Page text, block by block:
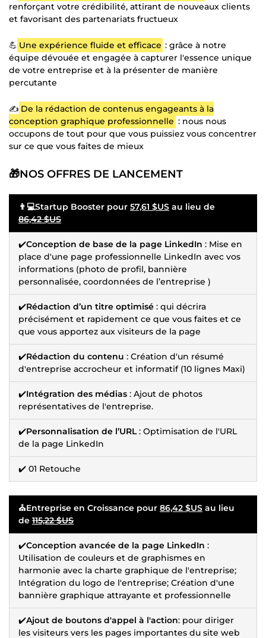
renforçant votre crédibilité, attirant de nouveaux clients
et favorisant des partenariats fructueux
💪 Une expérience fluide et efficace : grâce à notre
équipe dévouée et engagée à capturer l'essence unique
de votre entreprise et à la présenter de manière
percutante
✍️ De la rédaction de contenus engageants à la
conception graphique professionnelle : nous nous
occupons de tout pour que vous puissiez vous concentrer
sur ce que vous faites de mieux
🎁NOS OFFRES DE LANCEMENT
👨💻Startup Booster pour 57,61 $US au lieu de
86,42 $US
✔️Conception de base de la page LinkedIn : Mise en
place d'une page professionnelle LinkedIn avec vos
informations (photo de profil, bannière
personnalisée, coordonnées de l’entreprise )
✔️Rédaction d’un titre optimisé : qui décrira
précisément et rapidement ce que vous faites et ce
que vous apportez aux visiteurs de la page
✔️Rédaction du contenu : Création d'un résumé
d'entreprise accrocheur et informatif (10 lignes Maxi)
✔️Intégration des médias : Ajout de photos
représentatives de l'entreprise.
✔️Personnalisation de l’URL: Optimisation de l'URL
de la page LinkedIn
✔️ 01 Retouche
⛪Entreprise en Croissance pour 86,42 $US au lieu
de 115,22 $US
✔️Conception avancée de la page LinkedIn :
Utilisation de couleurs et de graphismes en
harmonie avec la charte graphique de l'entreprise;
Intégration du logo de l'entreprise; Création d'une
bannière graphique attrayante et professionnelle
✔️Ajout de boutons d'appel à l'action: pour diriger
les visiteurs vers les pages importantes du site web